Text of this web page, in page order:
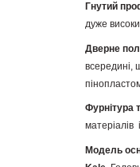
Гнутий
дуже
Дверне
всередині,
Фурнітура
матеріалів
Модель